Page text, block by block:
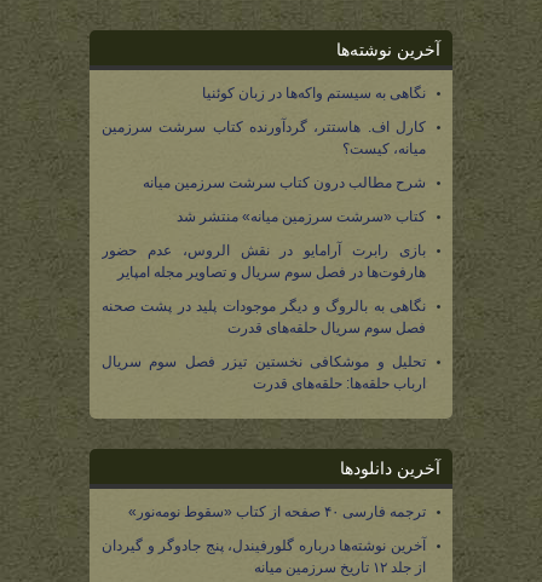
آخرین نوشته‌ها
نگاهی به سیستم واکه‌ها در زبان کوئنیا
کارل اف. هاستتر، گردآورنده کتاب سرشت سرزمین
میانه، کیست؟
شرح مطالب درون کتاب سرشت سرزمین میانه
کتاب «سرشت سرزمین میانه» منتشر شد
بازی رابرت آرامایو در نقش الروس، عدم حضور
هارفوت‌ها در فصل سوم سریال و تصاویر مجله امپایر
نگاهی به بالروگ و دیگر موجودات پلید در پشت صحنه
فصل سوم سریال حلقه‌های قدرت
تحلیل و موشکافی نخستین تیزر فصل سوم سریال
ارباب حلقه‌ها: حلقه‌های قدرت
آخرین دانلودها
ترجمه فارسی ۴۰ صفحه از کتاب «سقوط نومه‌نور»
آخرین نوشته‌ها درباره گلورفیندل، پنج جادوگر و گیردان
از جلد ۱۲ تاریخ سرزمین میانه